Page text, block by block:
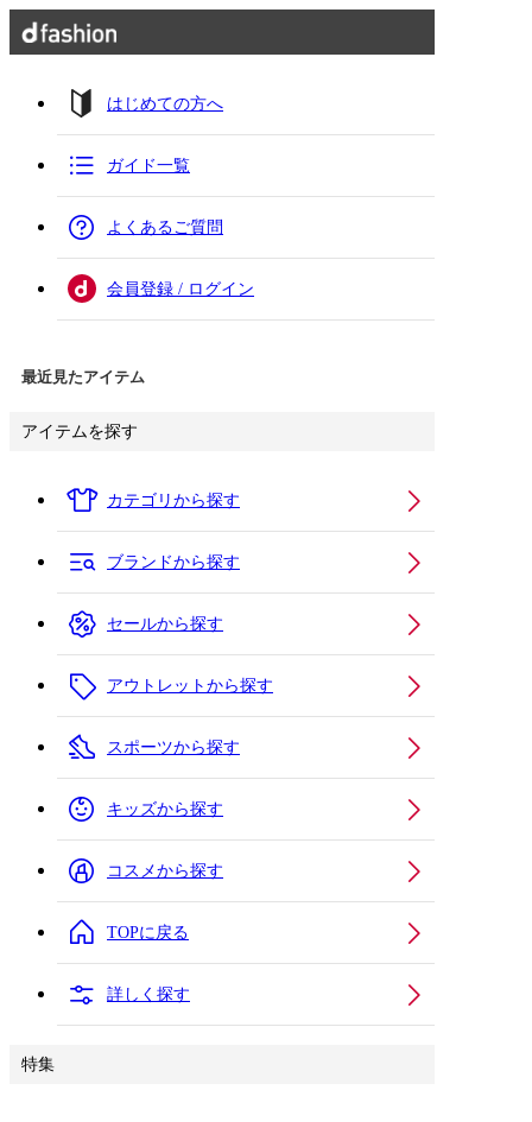
はじめての方へ
ガイド一覧
よくあるご質問
会員登録 / ログイン
最近見たアイテム
アイテムを探す
カテゴリから探す
ブランドから探す
セールから探す
アウトレットから探す
スポーツから探す
キッズから探す
コスメから探す
TOPに戻る
詳しく探す
特集